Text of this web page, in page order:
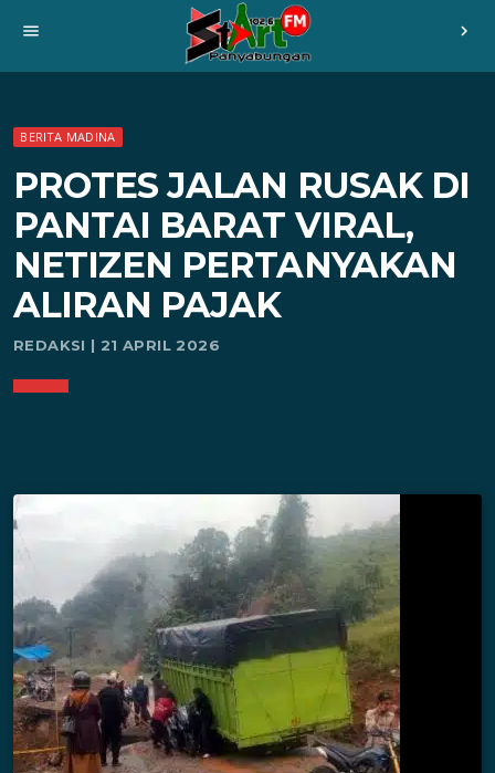
menu chevron_right
BERITA MADINA
PROTES JALAN RUSAK DI
PANTAI BARAT VIRAL,
NETIZEN PERTANYAKAN
ALIRAN PAJAK
REDAKSI | 21 APRIL 2026